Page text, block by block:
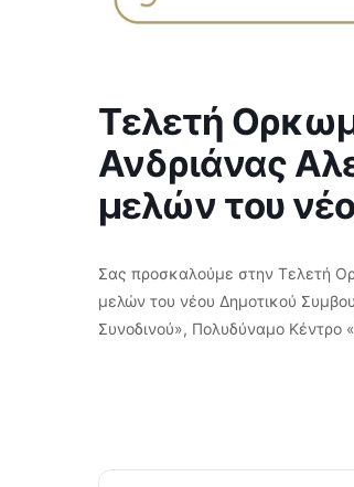
Τελετή
Ανδριάνας
μελών του
Σας προσκαλούμε στην Τελετή
μελών του νέου Δημοτικού
Συνοδινού», Πολυδύναμο Κέντρο